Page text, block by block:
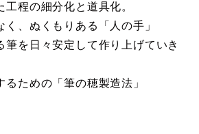
程の細分化と道具化。
、ぬくもりある「人の手」
筆を日々安定して作り上げていき
ための「筆の穂製造法」